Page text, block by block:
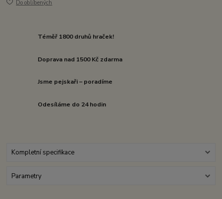
Do oblíbených
Téměř 1800 druhů hraček!
Doprava nad 1500 Kč zdarma
Jsme pejskaři – poradíme
Odesíláme do 24 hodin
Kompletní specifikace
Parametry